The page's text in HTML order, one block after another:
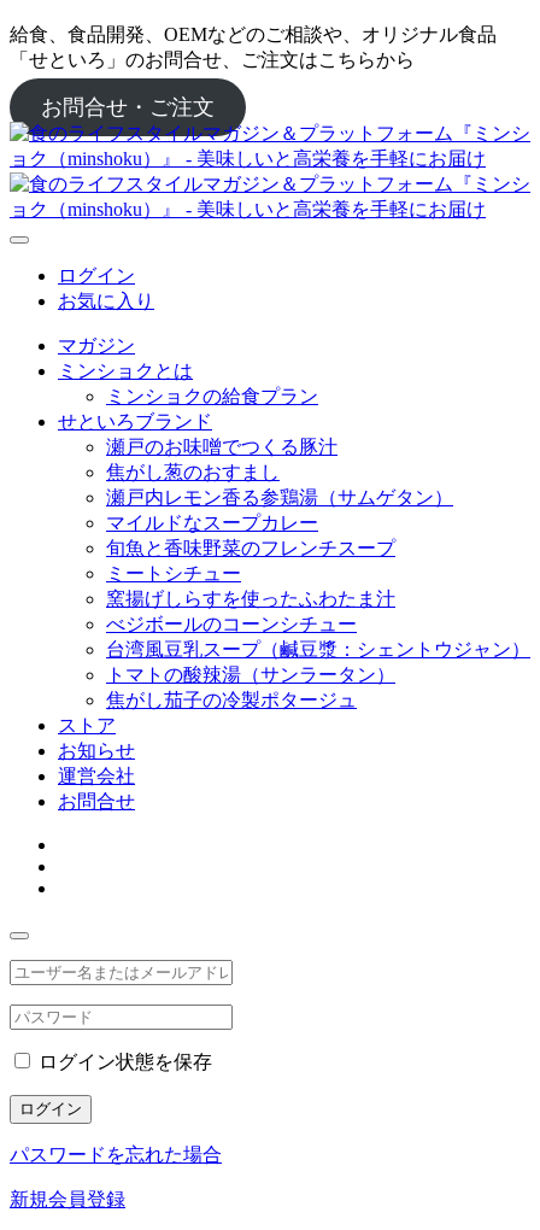
給食、食品開発、OEMなどのご相談や、オリジナル食品
「せといろ」のお問合せ、ご注文はこちらから
お問合せ・ご注文
ログイン
お気に入り
マガジン
ミンショクとは
ミンショクの給食プラン
せといろブランド
瀬戸のお味噌でつくる豚汁
焦がし葱のおすまし
瀬戸内レモン香る参鶏湯（サムゲタン）
マイルドなスープカレー
旬魚と香味野菜のフレンチスープ
ミートシチュー
窯揚げしらすを使ったふわたま汁
べジボールのコーンシチュー
台湾風豆乳スープ（鹹豆漿：シェントウジャン）
トマトの酸辣湯（サンラータン）
焦がし茄子の冷製ポタージュ
ストア
お知らせ
運営会社
お問合せ
ログイン状態を保存
ログイン
パスワードを忘れた場合
新規会員登録